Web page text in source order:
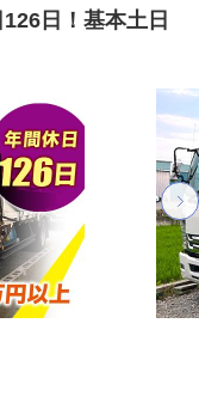
日！基本土日